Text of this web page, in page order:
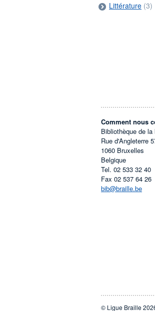
Littérature (3)
Comment nous
Bibliothèque de
Rue d'Angleterre
1060 Bruxelles
Belgique
Tel. 02 533 32 40
Fax 02 537 64 26
bib@braille.be
© Ligue Braille